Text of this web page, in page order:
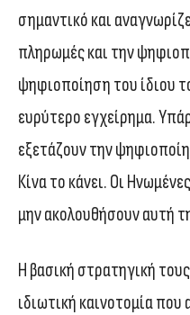
σημαντικό και
πληρωμές και την
ψηφιοποίηση του ίδιου
ευρύτερο εγχείρημα.
εξετάζουν την
Κίνα το κάνει. Οι
μην ακολουθήσουν αυτή
Η βασική στρατηγική
ιδιωτική καινοτομία